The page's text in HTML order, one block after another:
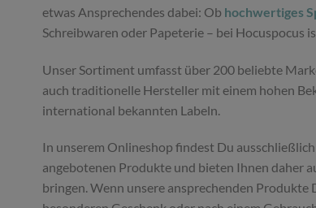
etwas Ansprechendes dabei: Ob hochwertiges
Schreibwaren oder Papeterie – bei Hocuspocus
Unser Sortiment umfasst über 200 beliebte
auch traditionelle Hersteller mit einem hohen
international bekannten Labeln.
In unserem Onlineshop findest Du
angebotenen Produkte und bieten Ihnen daher
bringen. Wenn unsere ansprechenden Produkte